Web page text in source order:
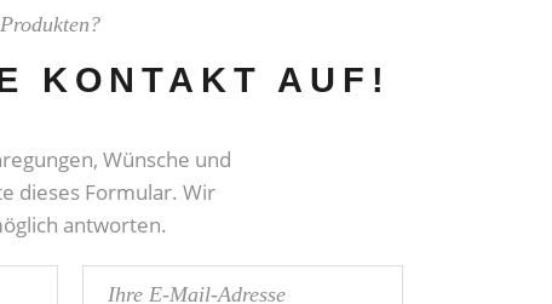
KONTAKT AUF!
Wünsche und
dieses Formular. Wir
antworten.